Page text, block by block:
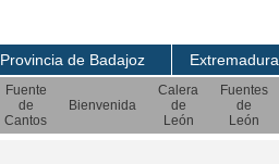
Provincia de Badajoz Extremadura
Fuente
de
Cantos
Bienvenida
Calera
de
León
Fuentes
de
León